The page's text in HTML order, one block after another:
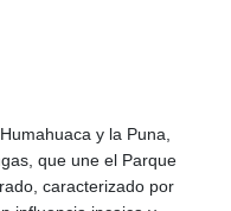
y la Puna,
que une el Parque
caracterizado por